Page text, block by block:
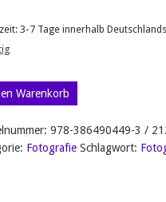
3-7 Tage innerhalb Deutschlands
Warenkorb
978-386490449-3 /
Fotografie Schlagwort: